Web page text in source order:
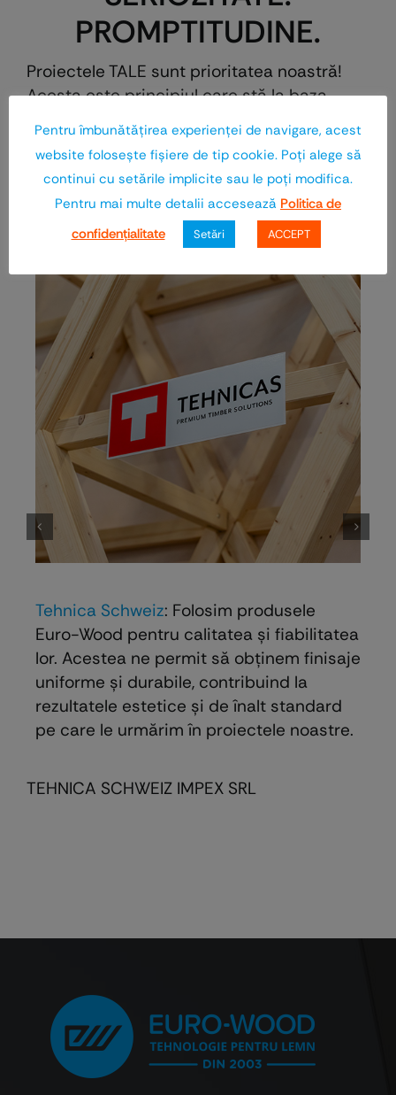
PROMPTITUDINE.
Proiectele TALE sunt prioritatea noastră!
Acesta este principiul care stă la baza
oricărei decizii a companiei Euro-Wood.
Orientarea către nevoile colaboratorilor
este politica noastră şi reprezintă
principala valoare a echipei.
Tehnica Schweiz: Folosim produsele
Euro-Wood pentru calitatea și fiabilitatea
lor. Acestea ne permit să obținem finisaje
uniforme și durabile, contribuind la
rezultatele estetice și de înalt standard
pe care le urmărim în proiectele noastre.
TEHNICA SCHWEIZ IMPEX SRL
Pentru îmbunătăţirea experienţei de navigare, acest
website foloseşte fişiere de tip cookie. Poţi alege să
continui cu setările implicite sau le poţi modifica.
Pentru mai multe detalii accesează Politica de
confidenţialitate
Setări ACCEPT